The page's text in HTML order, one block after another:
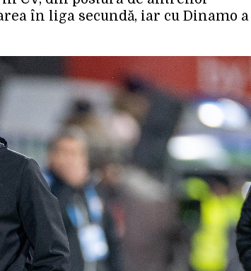
în liga secundă, iar cu Dinamo a